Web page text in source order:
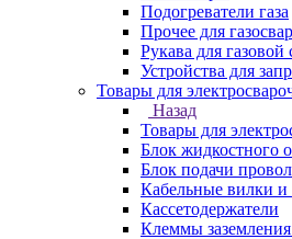
Подогреватели газа
Прочее для
Рукава для газовой
Устройства для
Товары для
Назад
Товары для
Блок жидкостного
Блок подачи
Кабельные вилки и
Кассетодержатели
Клеммы заземления